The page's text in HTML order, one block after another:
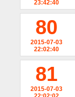
23:42:40
80
2015-07-03
22:02:40
81
2015-07-03